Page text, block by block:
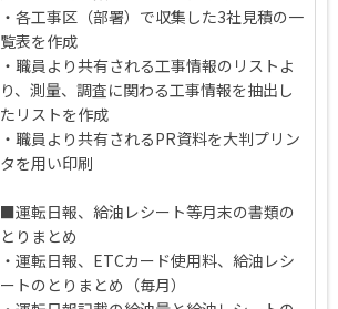
・各工事区（部署）で収集した3社見積の一
覧表を作成
・職員より共有される工事情報のリストよ
り、測量、調査に関わる工事情報を抽出し
たリストを作成
・職員より共有されるPR資料を大判プリン
タを用い印刷
■運転日報、給油レシート等月末の書類の
とりまとめ
・運転日報、ETCカード使用料、給油レシ
ートのとりまとめ（毎月）